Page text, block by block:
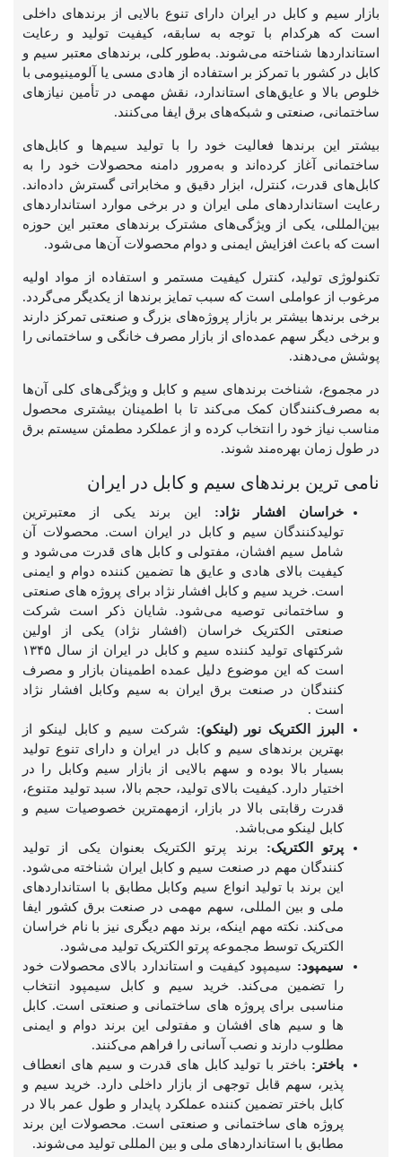
بازار سیم و کابل در ایران دارای تنوع بالایی از برندهای داخلی
است که هرکدام با توجه به سابقه، کیفیت تولید و رعایت
استانداردها شناخته می‌شوند. به‌طور کلی، برندهای معتبر سیم و
کابل در کشور با تمرکز بر استفاده از هادی مسی یا آلومینیومی ‌با
خلوص بالا و عایق‌های استاندارد، نقش مهمی در تأمین نیازهای
ساختمانی، صنعتی و شبکه‌های برق ایفا می‌کنند.
بیشتر این برندها فعالیت خود را با تولید سیم‌ها و کابل‌های
ساختمانی آغاز کرده‌اند و به‌مرور دامنه محصولات خود را به
کابل‌های قدرت، کنترل، ابزار دقیق و مخابراتی گسترش داده‌اند.
رعایت استانداردهای ملی ایران و در برخی موارد استانداردهای
بین‌المللی، یکی از ویژگی‌های مشترک برندهای معتبر این حوزه
است که باعث افزایش ایمنی و دوام محصولات آن‌ها می‌شود.
تکنولوژی تولید، کنترل کیفیت مستمر و استفاده از مواد اولیه
مرغوب از عواملی است که سبب تمایز برندها از یکدیگر می‌گردد.
برخی برندها بیشتر بر بازار پروژه‌های بزرگ و صنعتی تمرکز دارند
و برخی دیگر سهم عمده‌ای از بازار مصرف خانگی و ساختمانی را
پوشش می‌دهند.
در مجموع، شناخت برندهای سیم و کابل و ویژگی‌های کلی آن‌ها
به مصرف‌کنندگان کمک می‌کند تا با اطمینان بیشتری محصول
مناسب نیاز خود را انتخاب کرده و از عملکرد مطمئن سیستم برق
در طول زمان بهره‌مند شوند.
نامی ترین برندهای سیم و کابل در ایران
خراسان افشار نژاد: این برند یکی از معتبرترین
تولیدکنندگان سیم و کابل در ایران است. محصولات آن
شامل سیم افشان، مفتولی و کابل های قدرت می‌شود و
کیفیت بالای هادی و عایق ها تضمین کننده دوام و ایمنی
است. خرید سیم و کابل افشار نژاد برای پروژه های صنعتی
و ساختمانی توصیه می‌شود. شایان ذکر است شرکت
صنعتی الکتریک خراسان (افشار نژاد) یکی از اولین
شرکتهای تولید کننده سیم و کابل در ایران از سال ۱۳۴۵
است که این موضوع دلیل عمده اطمینان بازار و مصرف
کنندگان در صنعت برق ایران به سیم وکابل افشار نژاد
است .
البرز الکتریک نور (لینکو): شرکت سیم و کابل لینکو از
بهترین برندهای سیم و کابل در ایران و دارای تنوع تولید
بسیار بالا بوده و سهم بالایی از بازار سیم وکابل را در
اختیار دارد. کیفیت بالای تولید، حجم بالا، سبد تولید متنوع،
قدرت رقابتی بالا در بازار، ازمهمترین خصوصیات سیم و
کابل لینکو می‌باشد.
پرتو الکتریک: برند پرتو الکتریک بعنوان یکی از تولید
کنندگان مهم در صنعت سیم و کابل ایران شناخته می‌شود.
این برند با تولید انواع سیم وکابل مطابق با استانداردهای
ملی و بین المللی، سهم مهمی ‌در صنعت برق کشور ایفا
می‌کند. نکته مهم اینکه، برند مهم دیگری نیز با نام خراسان
الکتریک توسط مجموعه پرتو الکتریک تولید می‌شود.
سیمپود: سیمپود کیفیت و استاندارد بالای محصولات خود
را تضمین می‌کند. خرید سیم و کابل سیمپود انتخاب
مناسبی برای پروژه های ساختمانی و صنعتی است. کابل
ها و سیم های افشان و مفتولی این برند دوام و ایمنی
مطلوب دارند و نصب آسانی را فراهم می‌کنند.
باختر: باختر با تولید کابل های قدرت و سیم های انعطاف
پذیر، سهم قابل توجهی از بازار داخلی دارد. خرید سیم و
کابل باختر تضمین کننده عملکرد پایدار و طول عمر بالا در
پروژه های ساختمانی و صنعتی است. محصولات این برند
مطابق با استانداردهای ملی و بین المللی تولید می‌شوند.